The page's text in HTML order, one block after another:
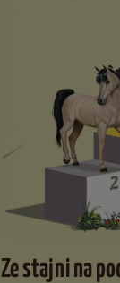
Ze stajni na